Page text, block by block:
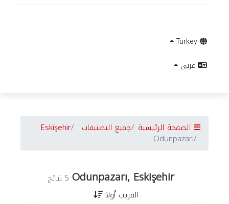
Turkey
عربى
الصفحة الرئيسية جميع التصنيفات Eskişehir
Odunpazarı
Odunpazarı, Eskişehir 5 نتائج
القريب أولا